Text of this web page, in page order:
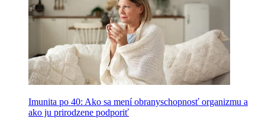
Imunita po 40: Ako sa mení obranyschopnosť organizmu a
ako ju prirodzene podporiť